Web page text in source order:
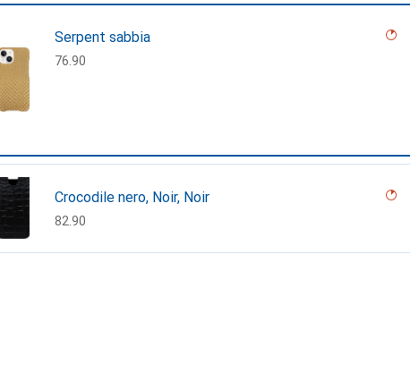
Serpent sabbia
CHF
76.90
Crocodile nero, Noir, Noir
CHF
82.90